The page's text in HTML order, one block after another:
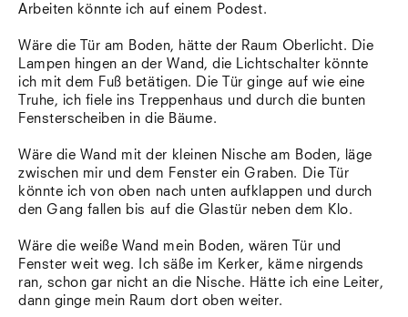
Arbeiten könnte ich auf einem Podest.
Wäre die Tür am Boden, hätte der Raum Oberlicht. Die
Lampen hingen an der Wand, die Lichtschalter könnte
ich mit dem Fuß betätigen. Die Tür ginge auf wie eine
Truhe, ich fiele ins Treppenhaus und durch die bunten
Fensterscheiben in die Bäume.
Wäre die Wand mit der kleinen Nische am Boden, läge
zwischen mir und dem Fenster ein Graben. Die Tür
könnte ich von oben nach unten aufklappen und durch
den Gang fallen bis auf die Glastür neben dem Klo.
Wäre die weiße Wand mein Boden, wären Tür und
Fenster weit weg. Ich säße im Kerker, käme nirgends
ran, schon gar nicht an die Nische. Hätte ich eine Leiter,
dann ginge mein Raum dort oben weiter.